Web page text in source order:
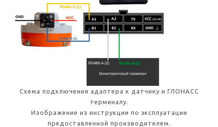
Схема подключения адаптера к датчику и ГЛОНАСС
терминалу.
Изображение из инструкции по эксплуатации
предоставленной производителем.